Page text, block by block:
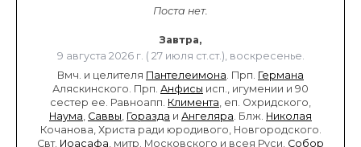
Поста нет.
Завтра,
9 августа 2026 г. ( 27 июля ст.ст.), воскресенье.
Вмч. и целителя Пантелеимона . Прп. Германа
Аляскинского. Прп. Анфисы исп., игумении и 90
сестер ее. Равноапп. Климента , еп. Охридского,
Наума Саввы Горазда и Ангеляра . Блж. Николая
Кочанова, Христа ради юродивого, Новгородского.
Свт. Иоасафа , митр. Московского и всея Руси. Собор